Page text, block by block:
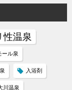
性温泉
ール泉
入浴剤
川温泉